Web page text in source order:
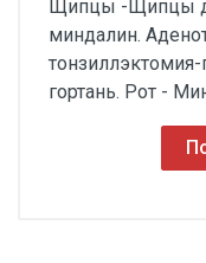
Щипцы -Щипцы
миндалин.
тонзиллэктомия-
гортань. Рот -